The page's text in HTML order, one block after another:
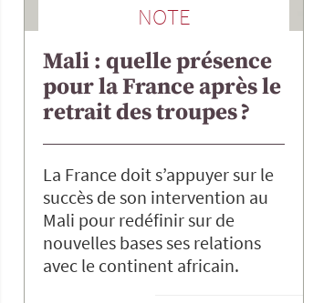
NOTE
Mali : quelle présence
pour la France après le
retrait des troupes ?
La France doit s’appuyer sur le
succès de son intervention au
Mali pour redéfinir sur de
nouvelles bases ses relations
avec le continent africain.